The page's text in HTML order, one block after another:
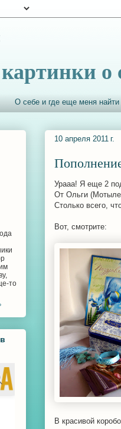
о
О себе и где еще меня найти
10 апреля 2011 г.
Урааа! Я еще 2
От Ольги
Столько всего,
Вот, смотрите:
В красивой
то